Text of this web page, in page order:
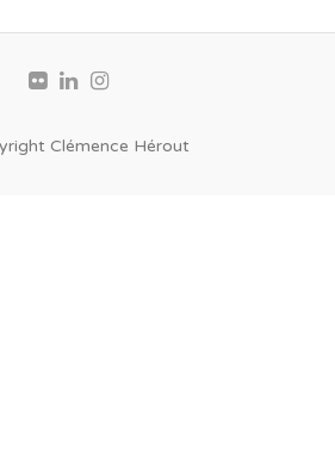
Clémence Hérout